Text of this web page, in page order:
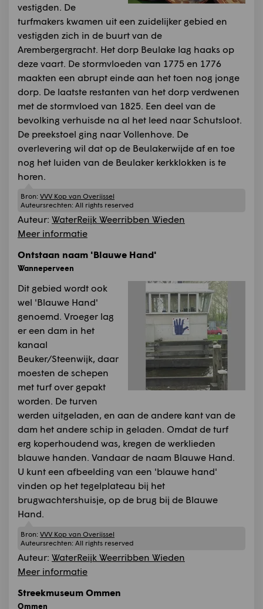
vestigden. De
turfmakers kwamen uit een zuidelijker gebied en
vestigden zich in de buurt van de
Arembergergracht. Het dorp Beulake lag haaks op
deze vaart. De stormvloeden van 1775 en 1776
maakten een abrupt einde aan het toen nog jonge
dorp. De laatste restanten van het dorp verdwenen
met de stormvloed van 1825. Een deel van de
bevolking verhuisde na al het leed naar Schutsloot.
De preekstoel ging naar Vollenhove. De
overlevering wil dat op de Beulakerwijde af en toe
nog het luiden van de Beulaker kerkklokken is te
horen.
Bron: VVV Kop van Overijssel
Auteursrechten: All rights reserved
Auteur: WaterReijk Weerribben Wieden
Meer informatie
Ontstaan naam 'Blauwe Hand'
Wanneperveen
Dit gebied wordt ook
wel 'Blauwe Hand'
genoemd. Vroeger lag
er een dam in het
kanaal
Beuker/Steenwijk, daar
moesten de schepen
met turf over gepakt
worden. De turven
werden uitgeladen, en aan de andere kant van de
dam het andere schip in geladen. Omdat de turf
erg koperhoudend was, kregen de werklieden
blauwe handen. Vandaar de naam Blauwe Hand.
U kunt een afbeelding van een 'blauwe hand'
vinden op het tegelplateau bij het
brugwachtershuisje, op de brug bij de Blauwe
Hand.
Bron: VVV Kop van Overijssel
Auteursrechten: All rights reserved
Auteur: WaterReijk Weerribben Wieden
Meer informatie
Streekmuseum Ommen
Ommen